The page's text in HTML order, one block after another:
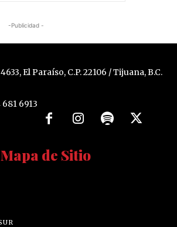
-Publicidad -
El Paraíso, C.P. 22106 / Tijuana, B.C.
6913
Mapa de Sitio